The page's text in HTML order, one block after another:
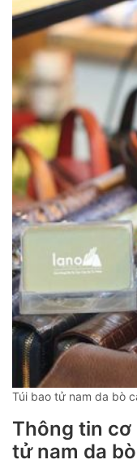
Túi bao tử nam da bò
Thông tin cơ
tử nam da